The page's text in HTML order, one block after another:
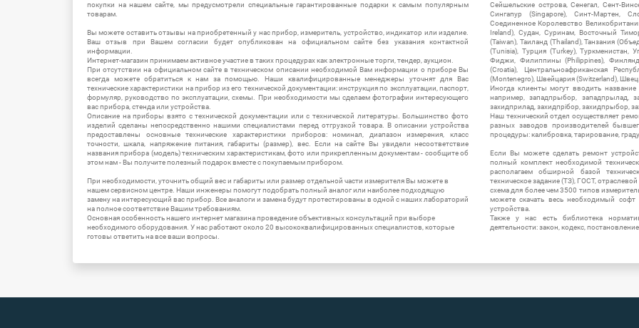
покупки на нашем сайте, мы предусмотрели специальные гарантированные подарки к самым популярным
товарам.
Вы можете оставить отзывы на приобретенный у нас прибор, измеритель, устройство, индикатор или изделие.
Ваш отзыв при Вашем согласии будет опубликован на официальном сайте без указания контактной
информации.
Интернет-магазин принимаем активное участие в таких процедурах как электронные торги, тендер, аукцион.
При отсутствии на официальном сайте в техническом описании необходимой Вам информации о приборе Вы
всегда можете обратиться к нам за помощью. Наши квалифицированные менеджеры уточнят для Вас
технические характеристики на прибор из его технической документации: инструкция по эксплуатации, паспорт,
формуляр, руководство по эксплуатации, схемы. При необходимости мы сделаем фотографии интересующего
вас прибора, стенда или устройства.
Описание на приборы взято с технической документации или с технической литературы. Большинство фото
изделий сделаны непосредственно нашими специалистами перед отгрузкой товара. В описании устройства
предоставлены основные технические характеристики приборов: номинал, диапазон измерения, класс
точности, шкала, напряжение питания, габариты (размер), вес. Если на сайте Вы увидели несоответствие
названия прибора (модель) техническим характеристикам, фото или прикрепленным документам - сообщите об
этом нам - Вы получите полезный подарок вместе с покупаемым прибором.
При необходимости, уточнить общий вес и габариты или размер отдельной части измерителя Вы можете в
нашем сервисном центре. Наши инженеры помогут подобрать полный аналог или наиболее подходящую
замену на интересующий вас прибор. Все аналоги и замена будут протестированы в одной с наших лабораторий
на полное соответствие Вашим требованиям.
Основная особенность нашего интернет магазина проведение объективных консультаций при выборе
необходимого оборудования. У нас работают около 20 высококвалифицированных специалистов, которые
готовы ответить на все ваши вопросы.
Сейшельские острова, Сенегал, Сент-
Сингапур (Singapore), Синт-Мартен,
Соединенное Королевство
Ireland), Судан, Суринам, Восточный
(Taiwan), Таиланд (Thailand), Танзания
(Tunisia), Турция (Turkey), Туркменистан,
Фиджи, Филиппины (Philippines),
(Croatia), Центральноафриканская
(Montenegro), Швейцария (Switzerland),
Иногда клиенты могут вводить
например, западпрыбор, западпрылад,
захидприлад, захидпрібор, захидпрыбор,
Наш технический отдел осуществляет
разных заводов производителей
процедуры: калибровка, тарирование,
Если Вы можете сделать ремонт
полный комплект необходимой
располагаем обширной базой
техническое задание (ТЗ), ГОСТ,
схема для более чем 3500 типов
можете скачать весь необходимый
устройства.
Также у нас есть библиотека
деятельности: закон, кодекс,